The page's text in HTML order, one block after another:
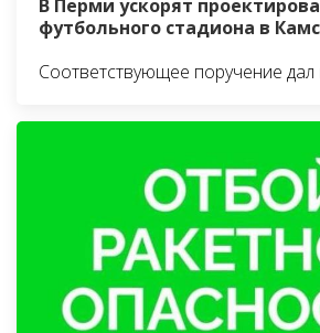
В Перми ускорят
футбольного стадиона в
Соответствующее поручение